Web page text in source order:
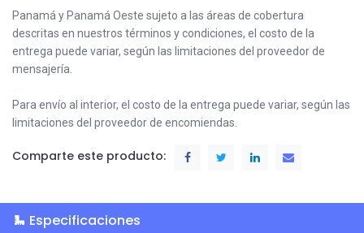
Panamá y Panamá Oeste sujeto a las áreas de cobertura
descritas en nuestros términos y condiciones, el costo de la
entrega puede variar, según las limitaciones del proveedor de
mensajería.
Para envío al interior, el costo de la entrega puede variar, según las
limitaciones del proveedor de encomiendas.
Comparte este producto:
Especificaciones